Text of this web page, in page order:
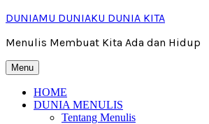
Skip
content
DUNIAMU DUNIAKU DUNIA KITA
Menulis Membuat Kita Ada dan Hidup
Menu
HOME
DUNIA MENULIS
Tentang Menulis